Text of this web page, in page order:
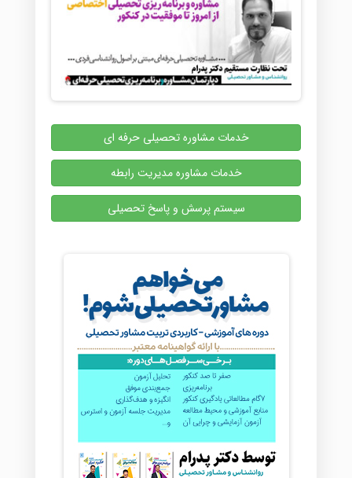
خدمات مشاوره تحصیلی حرفه ای
خدمات مشاوره مدیریت رابطه
سیستم پرسش و پاسخ تحصیلی